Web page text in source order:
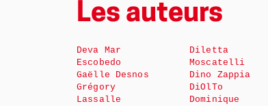
Les auteurs
Deva Mar
Escobedo
Gaëlle Desnos
Grégory
Lassalle
Diletta
Moscatelli
Dino Zappia
DiOlTo
Dominique